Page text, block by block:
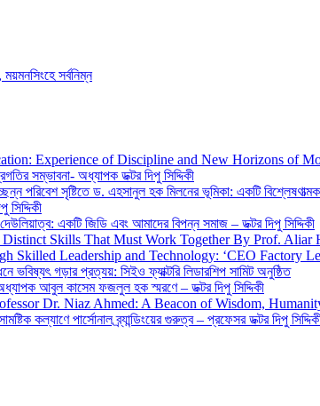
সর্বনিম্ন
Experience of Discipline and New Horizons of
সম্ভাবনা- অধ্যাপক ডক্টর দিপু সিদ্দিকী
পরিবেশ সৃষ্টিতে ড. এহসানুল হক মিলনের ভূমিকা: একটি
একটি জিডি এবং আমাদের বিপন্ন সমাজ – ডক্টর দিপু সিদ্দিকী
Distinct Skills That Must Work Together By Prof. Aliar
Skilled Leadership and Technology: ‘CEO Factory
ভবিষ্যৎ গড়ার প্রত্যয়: সিইও ফ্যাক্টরি লিডারশিপ সামিট অনুষ্ঠিত
আবুল কাসেম ফজলুল হক স্মরণে – ডক্টর দিপু সিদ্দিকী
Dr. Niaz Ahmed: A Beacon of Wisdom,
কল্যাণে পার্সোনাল ব্র্যান্ডিংয়ের গুরুত্ব – প্রফেসর ডক্টর দিপু